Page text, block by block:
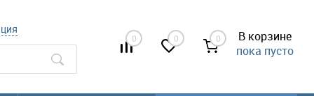
0 0 0
В корзине
пока пусто